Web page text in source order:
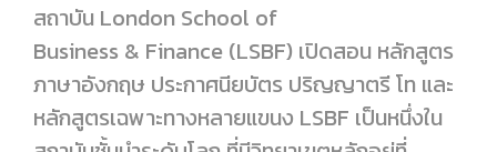
สถาบัน London School of
Business & Finance (LSBF) เปิดสอน หลักสูตร
ภาษาอังกฤษ ประกาศนียบัตร ปริญญาตรี โท และ
หลักสูตรเฉพาะทางหลายแขนง LSBF เป็นหนึ่งใน